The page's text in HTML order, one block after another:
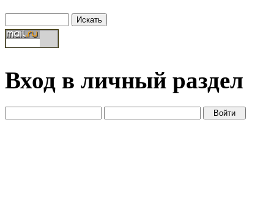
Вход в личный раздел